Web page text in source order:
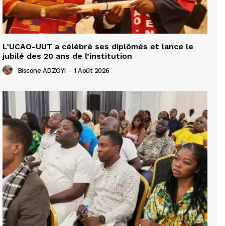
L’UCAO-UUT a célébré ses diplômés et lance le
jubilé des 20 ans de l’institution
Biscone ADZOYI - 1 Août 2026